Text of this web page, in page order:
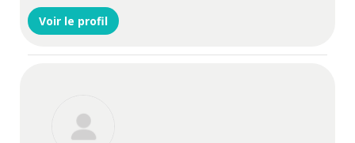
Voir le profil